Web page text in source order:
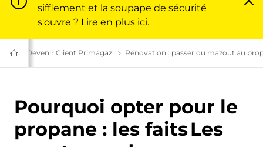
sifflement et la soupape de sécurité
s'ouvre ? Lire en plus ici.
Du
gaz
professionnels
|
Primagaz
Le gaz propane pour les particuliers l Primagaz
Devenir Client Primagaz Devenir client chez Primagaz l Primagaz
Rénovation : passer du mazout au
Pourquoi opter pour le
propane : les faitsLes